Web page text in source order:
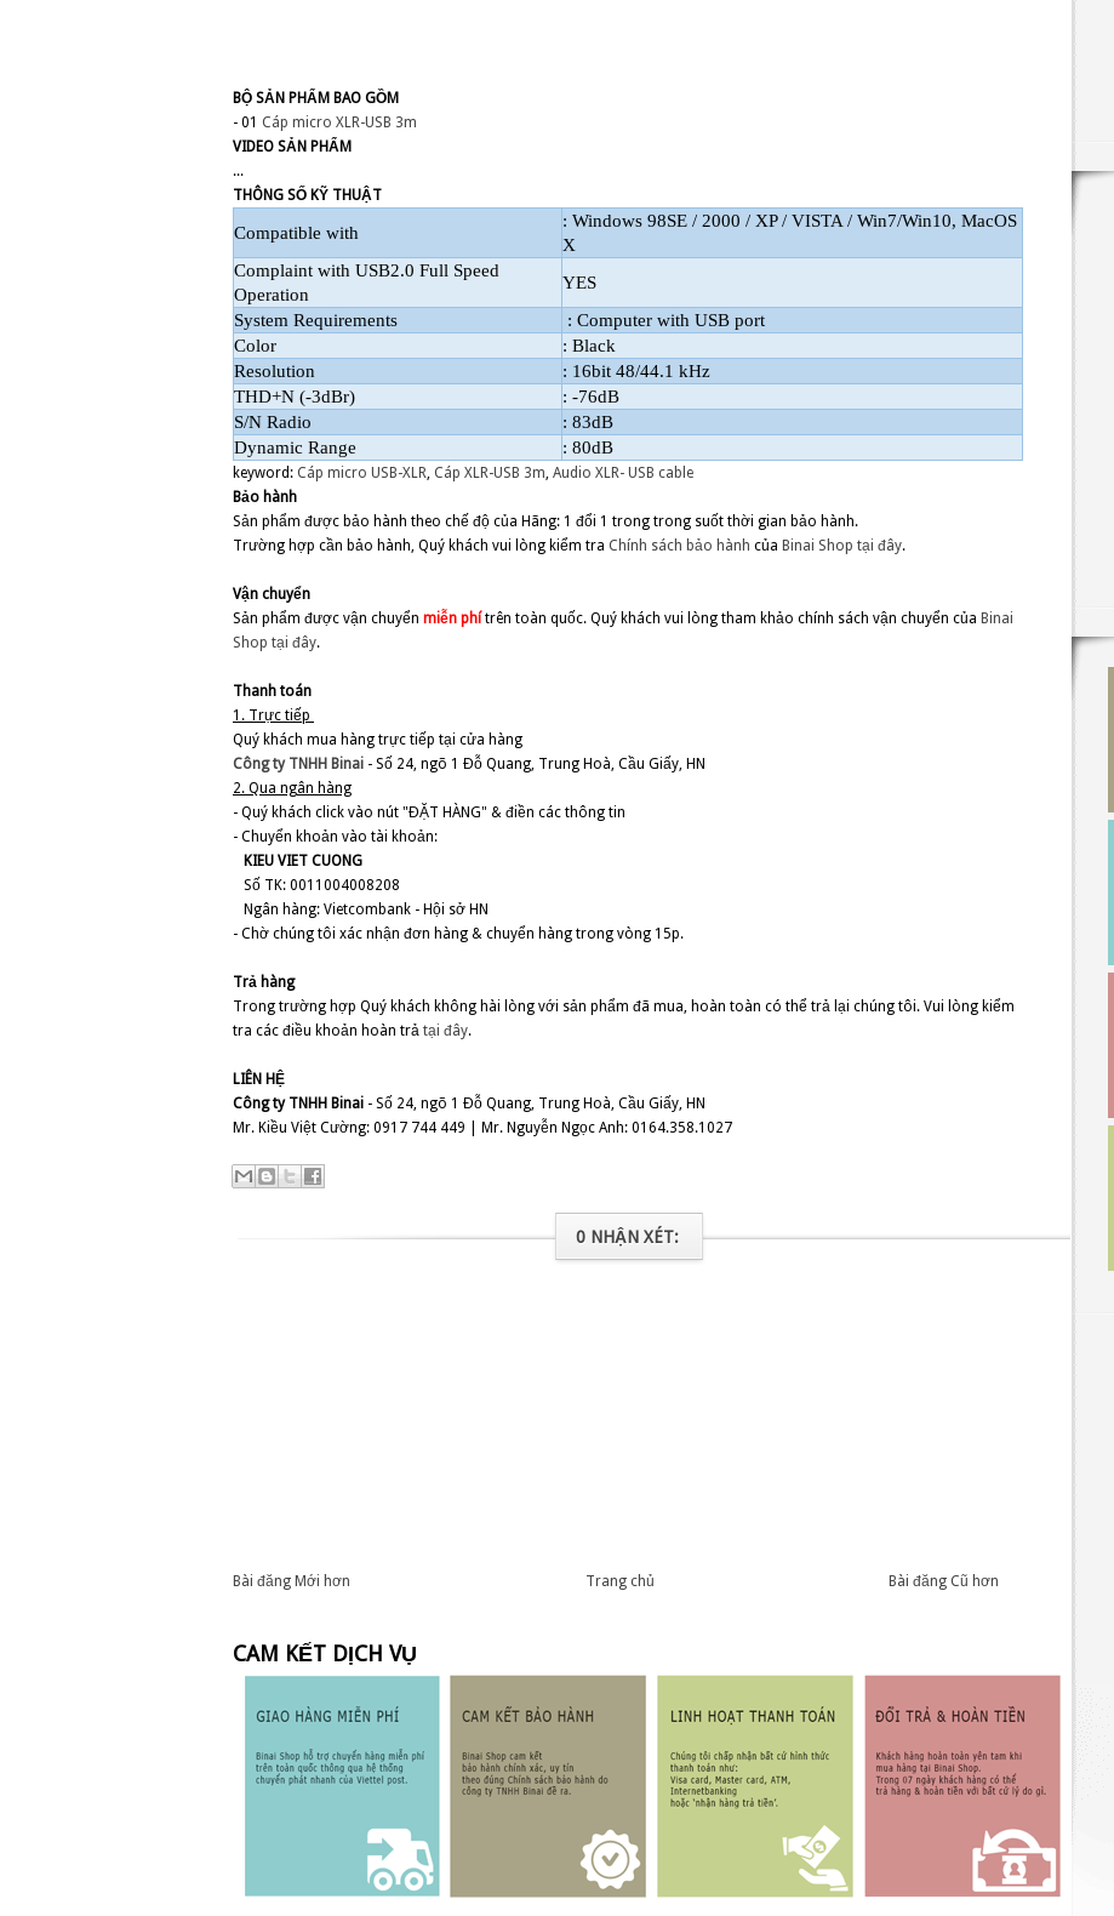
BỘ SẢN PHẨM BAO GỒM
- 01 Cáp micro XLR-USB 3m
VIDEO SẢN PHẨM
...
THÔNG SỐ KỸ THUẬT
Compatible with
: Windows 98SE / 2000 / XP / VISTA / Win7/Win10, MacOS
X
Complaint with USB2.0 Full Speed
Operation
YES
System Requirements
: Computer with USB port
Color
: Black
Resolution
: 16bit 48/44.1 kHz
THD+N (-3dBr)
: -76dB
S/N Radio
: 83dB
Dynamic Range
: 80dB
keyword: Cáp micro USB-XLR, Cáp XLR-USB 3m, Audio XLR- USB cable
Bảo hành
Sản phẩm được bảo hành theo chế độ của Hãng: 1 đổi 1 trong trong suốt thời gian bảo hành.
Trường hợp cần bảo hành, Quý khách vui lòng kiểm tra Chính sách bảo hành của Binai Shop tại đây.
Vận chuyển
Sản phẩm được vận chuyển miễn phí trên toàn quốc. Quý khách vui lòng tham khảo chính sách vận chuyển của Binai
Shop tại đây.
Thanh toán
1. Trực tiếp
Quý khách mua hàng trực tiếp tại cửa hàng
Công ty TNHH Binai - Số 24, ngõ 1 Đỗ Quang, Trung Hoà, Cầu Giấy, HN
2. Qua ngân hàng
- Quý khách click vào nút "ĐẶT HÀNG" & điền các thông tin
- Chuyển khoản vào tài khoản:
KIEU VIET CUONG
Số TK: 0011004008208
Ngân hàng: Vietcombank - Hội sở HN
- Chờ chúng tôi xác nhận đơn hàng & chuyển hàng trong vòng 15p.
Trả hàng
Trong trường hợp Quý khách không hài lòng với sản phẩm đã mua, hoàn toàn có thể trả lại chúng tôi. Vui lòng kiểm
tra các điều khoản hoàn trả tại đây.
LIÊN HỆ
Công ty TNHH Binai - Số 24, ngõ 1 Đỗ Quang, Trung Hoà, Cầu Giấy, HN
Mr. Kiều Việt Cường: 0917 744 449 | Mr. Nguyễn Ngọc Anh: 0164.358.1027
0 NHẬN XÉT:
Bài đăng Mới hơn Trang chủ Bài đăng Cũ hơn
CAM KẾT DỊCH VỤ